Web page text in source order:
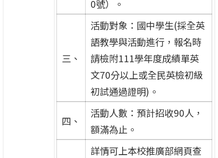
0號）。
三、
活動對象：國中學生(採全英
語教學與活動進行，報名時
請檢附111學年度成績單英
文70分以上或全民英檢初級
初試通過證明)。
四、
活動人數：預計招收90人，
額滿為止。
詳情可上本校推廣部網頁查